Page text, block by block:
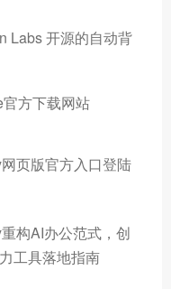
Labs 开源的自动背
方下载网站
页版官方入口登陆
构AI办公范式，创
工具落地指南